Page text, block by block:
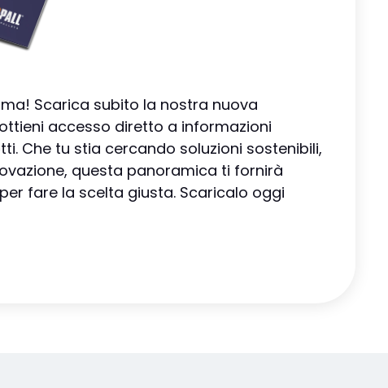
Scarica subito la nostra nuova
accesso diretto a informazioni
Che tu stia cercando soluzioni sostenibili,
questa panoramica ti fornirà
fare la scelta giusta. Scaricalo oggi